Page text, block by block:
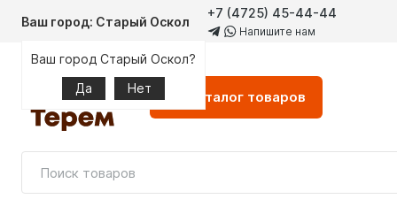
Ваш город: Старый Оскол
Ваш город Старый Оскол?
Да
Нет
+7 (4725) 45-44-44
Напишите нам
Каталог товаров